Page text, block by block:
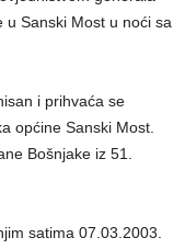
u Sanski Most u noći sa
i prihvaća se
općine Sanski Most.
Bošnjake iz 51.
satima 07.03.2003.